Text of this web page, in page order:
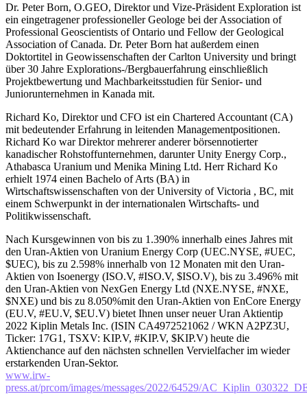
Dr. Peter Born, O.GEO, Direktor und Vize-Präsident Exploration ist
ein eingetragener professioneller Geologe bei der Association of
Professional Geoscientists of Ontario und Fellow der Geological
Association of Canada. Dr. Peter Born hat außerdem einen
Doktortitel in Geowissenschaften der Carlton University und bringt
über 30 Jahre Explorations-/Bergbauerfahrung einschließlich
Projektbewertung und Machbarkeitsstudien für Senior- und
Juniorunternehmen in Kanada mit.
Richard Ko, Direktor und CFO ist ein Chartered Accountant (CA)
mit bedeutender Erfahrung in leitenden Managementpositionen.
Richard Ko war Direktor mehrerer anderer börsennotierter
kanadischer Rohstoffunternehmen, darunter Unity Energy Corp.,
Athabasca Uranium und Menika Mining Ltd. Herr Richard Ko
erhielt 1974 einen Bachelo of Arts (BA) in
Wirtschaftswissenschaften von der University of Victoria , BC, mit
einem Schwerpunkt in der internationalen Wirtschafts- und
Politikwissenschaft.
Nach Kursgewinnen von bis zu 1.390% innerhalb eines Jahres mit
den Uran-Aktien von Uranium Energy Corp (UEC.NYSE, #UEC,
$UEC), bis zu 2.598% innerhalb von 12 Monaten mit den Uran-
Aktien von Isoenergy (ISO.V, #ISO.V, $ISO.V), bis zu 3.496% mit
den Uran-Aktien von NexGen Energy Ltd (NXE.NYSE, #NXE,
$NXE) und bis zu 8.050%mit den Uran-Aktien von EnCore Energy
(EU.V, #EU.V, $EU.V) bietet Ihnen unser neuer Uran Aktientip
2022 Kiplin Metals Inc. (ISIN CA4972521062 / WKN A2PZ3U,
Ticker: 17G1, TSXV: KIP.V, #KIP.V, $KIP.V) heute die
Aktienchance auf den nächsten schnellen Vervielfacher im wieder
erstarkenden Uran-Sektor.
www.irw-
press.at/prcom/images/messages/2022/64529/